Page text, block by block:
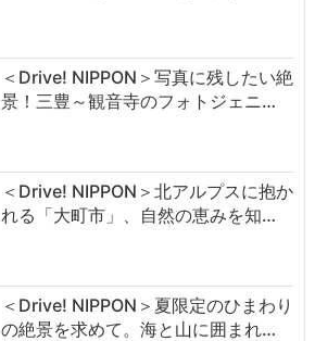
＜Drive! NIPPON＞写真に残したい絶
景！三豊～観音寺のフォトジェニ…
＜Drive! NIPPON＞北アルプスに抱か
れる「大町市」、自然の恵みを知…
＜Drive! NIPPON＞夏限定のひまわり
の絶景を求めて。海と山に囲まれ…